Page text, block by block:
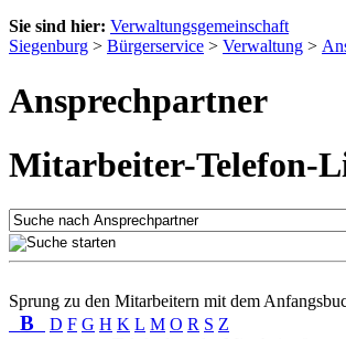
Sie sind hier: Verwaltungsgemeinschaft
Siegenburg > Bürgerservice > Verwaltung >
Ansprechpartner
Mitarbeiter-Telefon-
Sprung zu den Mitarbeitern mit dem
B D F G H K L M O R S Z